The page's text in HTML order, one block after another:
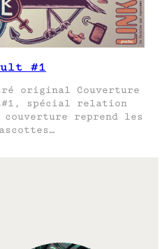
#1
original Couverture
spécial relation
couverture reprend les